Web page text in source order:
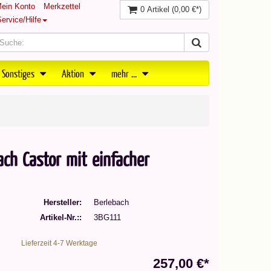
Konto
Merkzettel
Hilfe
0 Artikel (0,00 €*)
Aktion mehr ...
Castor mit einfacher
Hersteller
Berlebach
Artikel-Nr.:
3BG111
Lieferzeit 4-7 Werktage
257,00 €*